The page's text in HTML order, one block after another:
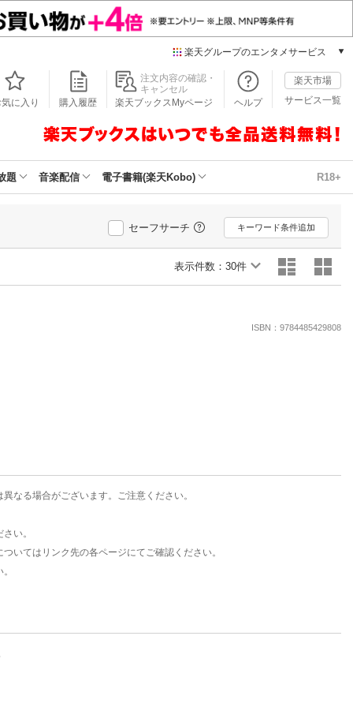
楽天グループのエンタメサービス
本/ゲーム/CD/DVD
楽天ブックス
楽天Kobo
動画配信
楽天TV
動画配信ガイド
気に入り 購入履歴
注文内容の確認・
キャンセル
楽天ブックスMyページ
ヘルプ
楽天市場
サービス一覧
題 音楽配信 電子書籍(楽天Kobo) R18+
セーフサーチ キーワード条件追加
表示件数： 30件
ISBN：9784485429808
なる場合がございます。ご注意ください。
い。
いてはリンク先の各ページにてご確認ください。